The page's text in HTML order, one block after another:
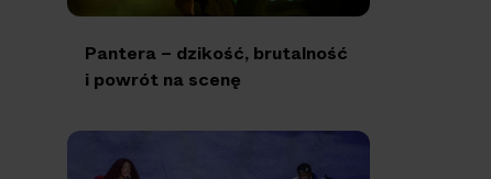
Pantera – dzikość, brutalność
i powrót na scenę